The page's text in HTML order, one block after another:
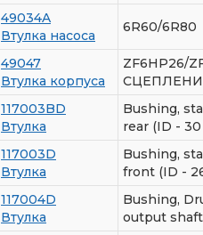
49034A
Втулка насоса
6R60/6R80
49047
Втулка корпуса
ZF6HP26/
117003BD
Втулка
Bushing,
rear (ID -
117003D
Втулка
Bushing,
front (ID -
117004D
Втулка
Bushing,
output shaft